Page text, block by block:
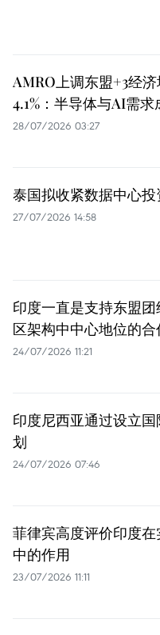
AMRO上调东盟+3经
4.1%：半导体与AI需
28/07/2026 03:27
泰国拟收紧数据中心
27/07/2026 14:58
印度一直是支持东盟
区架构中中心地位的
24/07/2026 11:21
印度尼西亚通过设立
划
24/07/2026 07:46
菲律宾高度评价印度
中的作用
23/07/2026 11:11